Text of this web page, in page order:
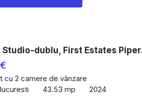
Studio-dublu, First Estates
cu 2 camere de vânzare
43.53 mp 2024